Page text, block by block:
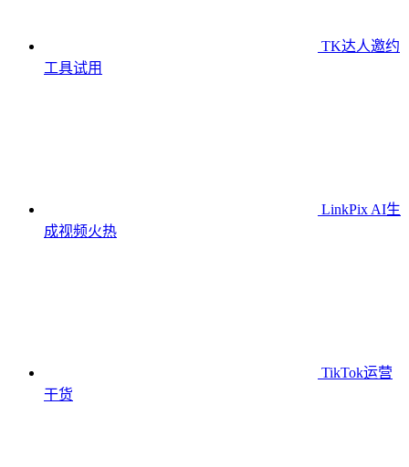
TK达人邀约
工具试用
LinkPix AI生
成视频火热
TikTok运营
干货